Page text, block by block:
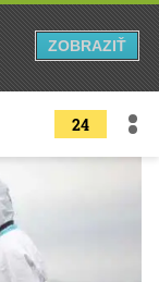
24
ZOBRAZIŤ